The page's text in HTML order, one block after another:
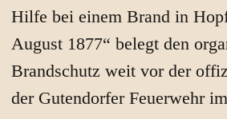
Hilfe bei einem Brand in
August 1877“ belegt den
Brandschutz weit vor der
der Gutendorfer Feuerwehr